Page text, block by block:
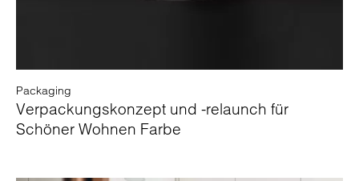
Packaging
Verpackungskonzept und -relaunch für
Schöner Wohnen Farbe